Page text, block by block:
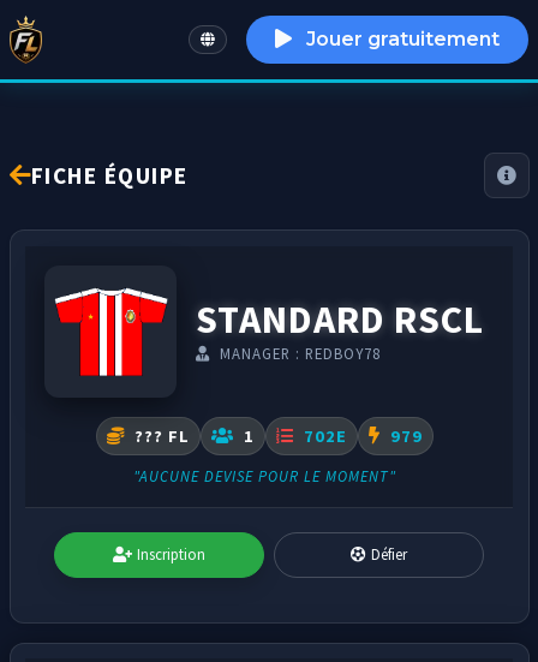
English Jouer gratuitement
FICHE ÉQUIPE
STANDARD RSCL
MANAGER : REDBOY78
??? FL 1 702E 979
"AUCUNE DEVISE POUR LE MOMENT"
Inscription Défier